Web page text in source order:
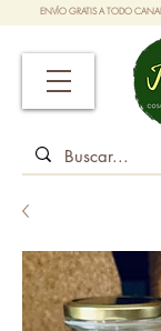
ENVÍO GRATIS A TODO